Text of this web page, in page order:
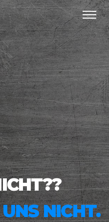
NICHT.